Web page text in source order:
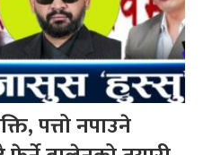
पत्तो नपाउने